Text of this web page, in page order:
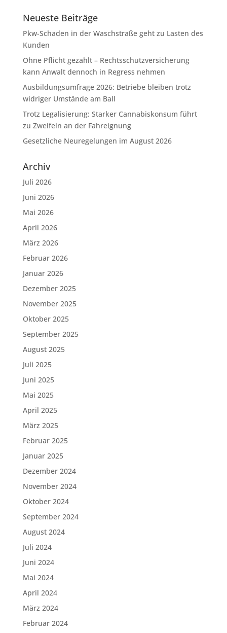
Neueste Beiträge
Pkw-Schaden in der Waschstraße geht zu Lasten des
Kunden
Ohne Pflicht gezahlt – Rechtsschutzversicherung
kann Anwalt dennoch in Regress nehmen
Ausbildungsumfrage 2026: Betriebe bleiben trotz
widriger Umstände am Ball
Trotz Legalisierung: Starker Cannabiskonsum führt
zu Zweifeln an der Fahreignung
Gesetzliche Neuregelungen im August 2026
Archiv
Juli 2026
Juni 2026
Mai 2026
April 2026
März 2026
Februar 2026
Januar 2026
Dezember 2025
November 2025
Oktober 2025
September 2025
August 2025
Juli 2025
Juni 2025
Mai 2025
April 2025
März 2025
Februar 2025
Januar 2025
Dezember 2024
November 2024
Oktober 2024
September 2024
August 2024
Juli 2024
Juni 2024
Mai 2024
April 2024
März 2024
Februar 2024